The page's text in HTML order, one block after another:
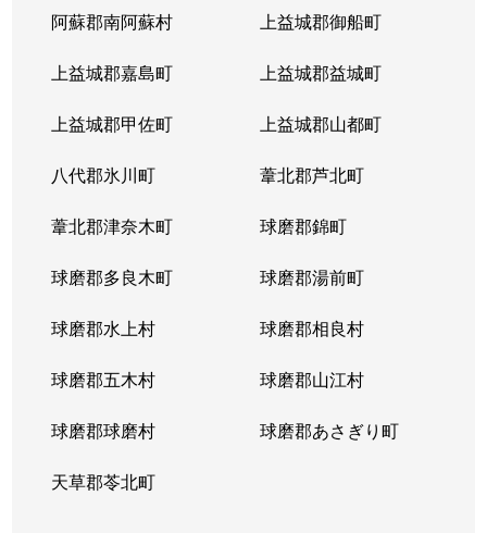
阿蘇郡南阿蘇村 上益城郡御船町
上益城郡嘉島町 上益城郡益城町
上益城郡甲佐町 上益城郡山都町
八代郡氷川町 葦北郡芦北町
葦北郡津奈木町 球磨郡錦町
球磨郡多良木町 球磨郡湯前町
球磨郡水上村 球磨郡相良村
球磨郡五木村 球磨郡山江村
球磨郡球磨村 球磨郡あさぎり町
天草郡苓北町